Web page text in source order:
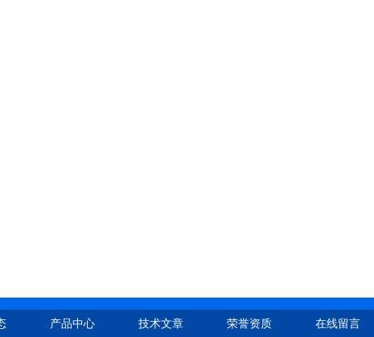
产品中心 技术文章 荣誉资质 在线留言